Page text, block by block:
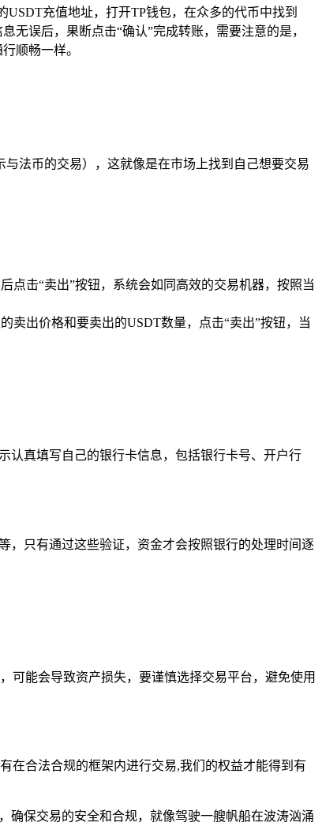
充值地址，打开TP钱包，在众多的代币中找到
无误后，果断点击“确认”完成转账，需要注意的是，
顺畅一样。
法币的交易），这就像是在市场上找到自己想要交易
点击“卖出”按钮，系统会如同高效的交易机器，按照当
卖出价格和要卖出的USDT数量，点击“卖出”按钮，当
认真填写自己的银行卡信息，包括银行卡号、开户行
，只有通过这些验证，资金才会按照银行的处理时间逐
可能会导致资产损失，要谨慎选择交易平台，避免使用
在合法合规的框架内进行交易,我们的权益才能得到有
确保交易的安全和合规，就像驾驶一艘帆船在波涛汹涌